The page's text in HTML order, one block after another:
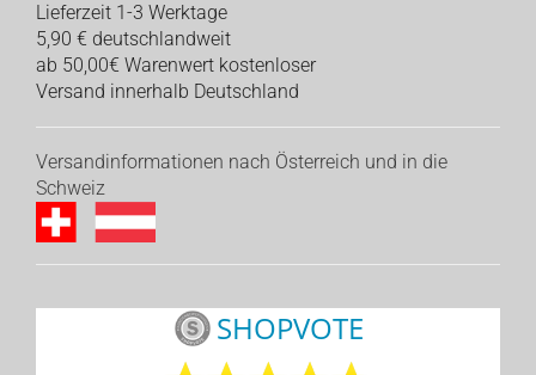
Lieferzeit 1-3 Werktage
5,90 € deutschlandweit
ab 50,00€ Warenwert kostenloser
Versand innerhalb Deutschland
Versandinformationen nach Österreich und in die
Schweiz